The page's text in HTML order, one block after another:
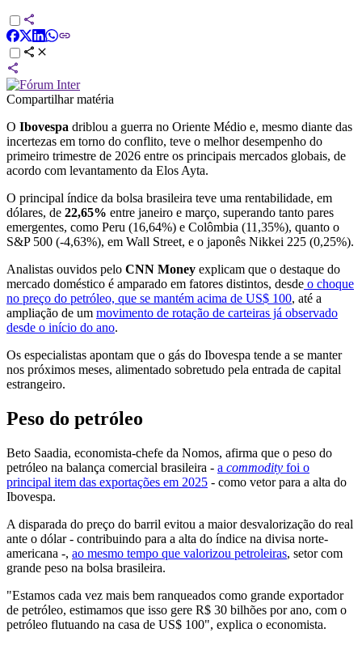
Compartilhar matéria
O Ibovespa driblou a guerra no Oriente Médio e, mesmo diante das
incertezas em torno do conflito, teve o melhor desempenho do
primeiro trimestre de 2026 entre os principais mercados globais, de
acordo com levantamento da Elos Ayta.
O principal índice da bolsa brasileira teve uma rentabilidade, em
dólares, de 22,65% entre janeiro e março, superando tanto pares
emergentes, como Peru (16,64%) e Colômbia (11,35%), quanto o
S&P 500 (-4,63%), em Wall Street, e o japonês Nikkei 225 (0,25%).
Analistas ouvidos pelo CNN Money explicam que o destaque do
mercado doméstico é amparado em fatores distintos, desde o choque
no preço do petróleo, que se mantém acima de US$ 100, até a
ampliação de um movimento de rotação de carteiras já observado
desde o início do ano.
Os especialistas apontam que o gás do Ibovespa tende a se manter
nos próximos meses, alimentado sobretudo pela entrada de capital
estrangeiro.
Peso do petróleo
Beto Saadia, economista-chefe da Nomos, afirma que o peso do
petróleo na balança comercial brasileira - a commodity foi o
principal item das exportações em 2025 - como vetor para a alta do
Ibovespa.
A disparada do preço do barril evitou a maior desvalorização do real
ante o dólar - contribuindo para a alta do índice na divisa norte-
americana -, ao mesmo tempo que valorizou petroleiras, setor com
grande peso na bolsa brasileira.
"Estamos cada vez mais bem ranqueados como grande exportador
de petróleo, estimamos que isso gere R$ 30 bilhões por ano, com o
petróleo flutuando na casa de US$ 100", explica o economista.